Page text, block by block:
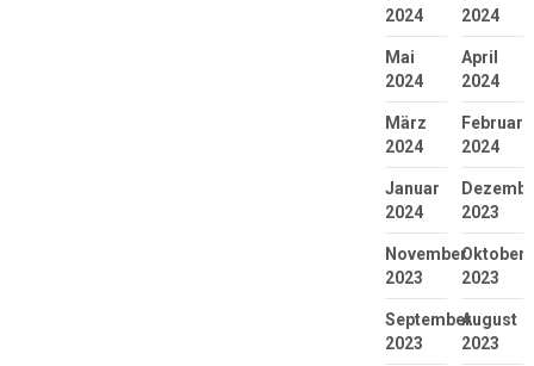
2024
2024
Mai
2024
April
2024
März
2024
Februar
2024
Januar
2024
2023
November
2023
Oktober
2023
September
2023
August
2023